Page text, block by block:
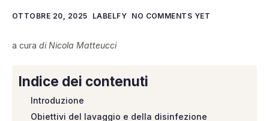
OTTOBRE 20, 2025 LABELFY NO COMMENTS YET
a cura di Nicola Matteucci
Indice dei contenuti
Introduzione
Obiettivi del lavaggio e della disinfezione